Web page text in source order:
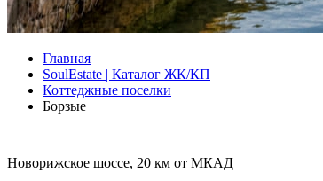
Главная
SoulEstate | Каталог ЖК/КП
Коттеджные поселки
Борзые
Новорижское шоссе, 20 км от МКАД